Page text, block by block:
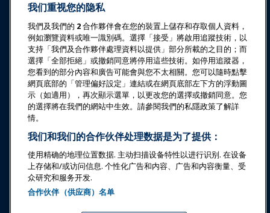
教育
安全与保障
倡导
研究与报告
关于IAAPA
合作伙伴
Copyright © 2026 国际游乐园和景点协会。保留所有权利。
我们重视您的隐私
我們及我們的 2合作夥伴會在您的裝置上儲存和存取個人資料，
例如瀏覽資料或唯一識別碼。選擇「接受」將啟用追蹤技術，以
支持「我們及合作夥伴處理資料以提供」部分所載的之目的；而
選擇「全部拒絕」或撤銷同意將停用這些技術。如停用追蹤器，
您看到的部分內容和廣告可能會與您不太相關。您可以隨時點擊
網頁底部的「管理偏好設定」連結或在網頁底部左下方的浮動圖
示（如適用），再次顯示選單，以更改您的選擇或撤銷同意。您
的選擇將在我們的網站中生效。請參閱我們的私隱政策了解詳
情。
我们和我们的合作伙伴处理数据是为了提供：
使用精确的地理位置数据. 主动扫描设备特性以进行识别. 在设备
上存储和/或访问信息. 个性化广告和内容、广告和内容衡量、受
众研究和服务开发.
合作伙伴（供应商）名单